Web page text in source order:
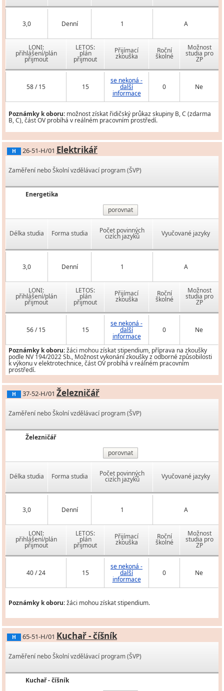
3,0 Denní 1 A
LONI:
přihlášení/plán
přijmout
LETOS:
plán
přijmout
Přijímací
zkouška
Roční
školné
Možnost
studia pro
ZP
58 / 15 15
se nekoná -
další
informace
0 Ne
Poznámky k oboru: možnost získat řidičský průkaz skupiny B, C (zdarma
B, C), část OV probíhá v reálném pracovním prostředí.
H 26-51-H/01 Elektrikář
Zaměření nebo Školní vzdělávací program (ŠVP)
Energetika
porovnat
Délka studia Forma studia Počet povinných
cizích jazyků Vyučované jazyky
3,0 Denní 1 A
LONI:
přihlášení/plán
přijmout
LETOS:
plán
přijmout
Přijímací
zkouška
Roční
školné
Možnost
studia pro
ZP
56 / 15 15
se nekoná -
další
informace
0 Ne
Poznámky k oboru:žáci mohou získat stipendium, příprava na zkoušky
podle NV 194/2022 Sb., Možnost vykonání zkoušky z odborné způsobilosti
k výkonu v elektrotechnice, část OV probíhá v reálném pracovním
prostředí.
H 37-52-H/01 Železničář
Zaměření nebo Školní vzdělávací program (ŠVP)
Železničář
porovnat
Délka studia Forma studia Počet povinných
cizích jazyků Vyučované jazyky
3,0 Denní 1 A
LONI:
přihlášení/plán
přijmout
LETOS:
plán
přijmout
Přijímací
zkouška
Roční
školné
Možnost
studia pro
ZP
40 / 24 15
se nekoná -
další
informace
0 Ne
Poznámky k oboru:žáci mohou získat stipendium.
H 65-51-H/01 Kuchař - číšník
Zaměření nebo Školní vzdělávací program (ŠVP)
Kuchař - číšník